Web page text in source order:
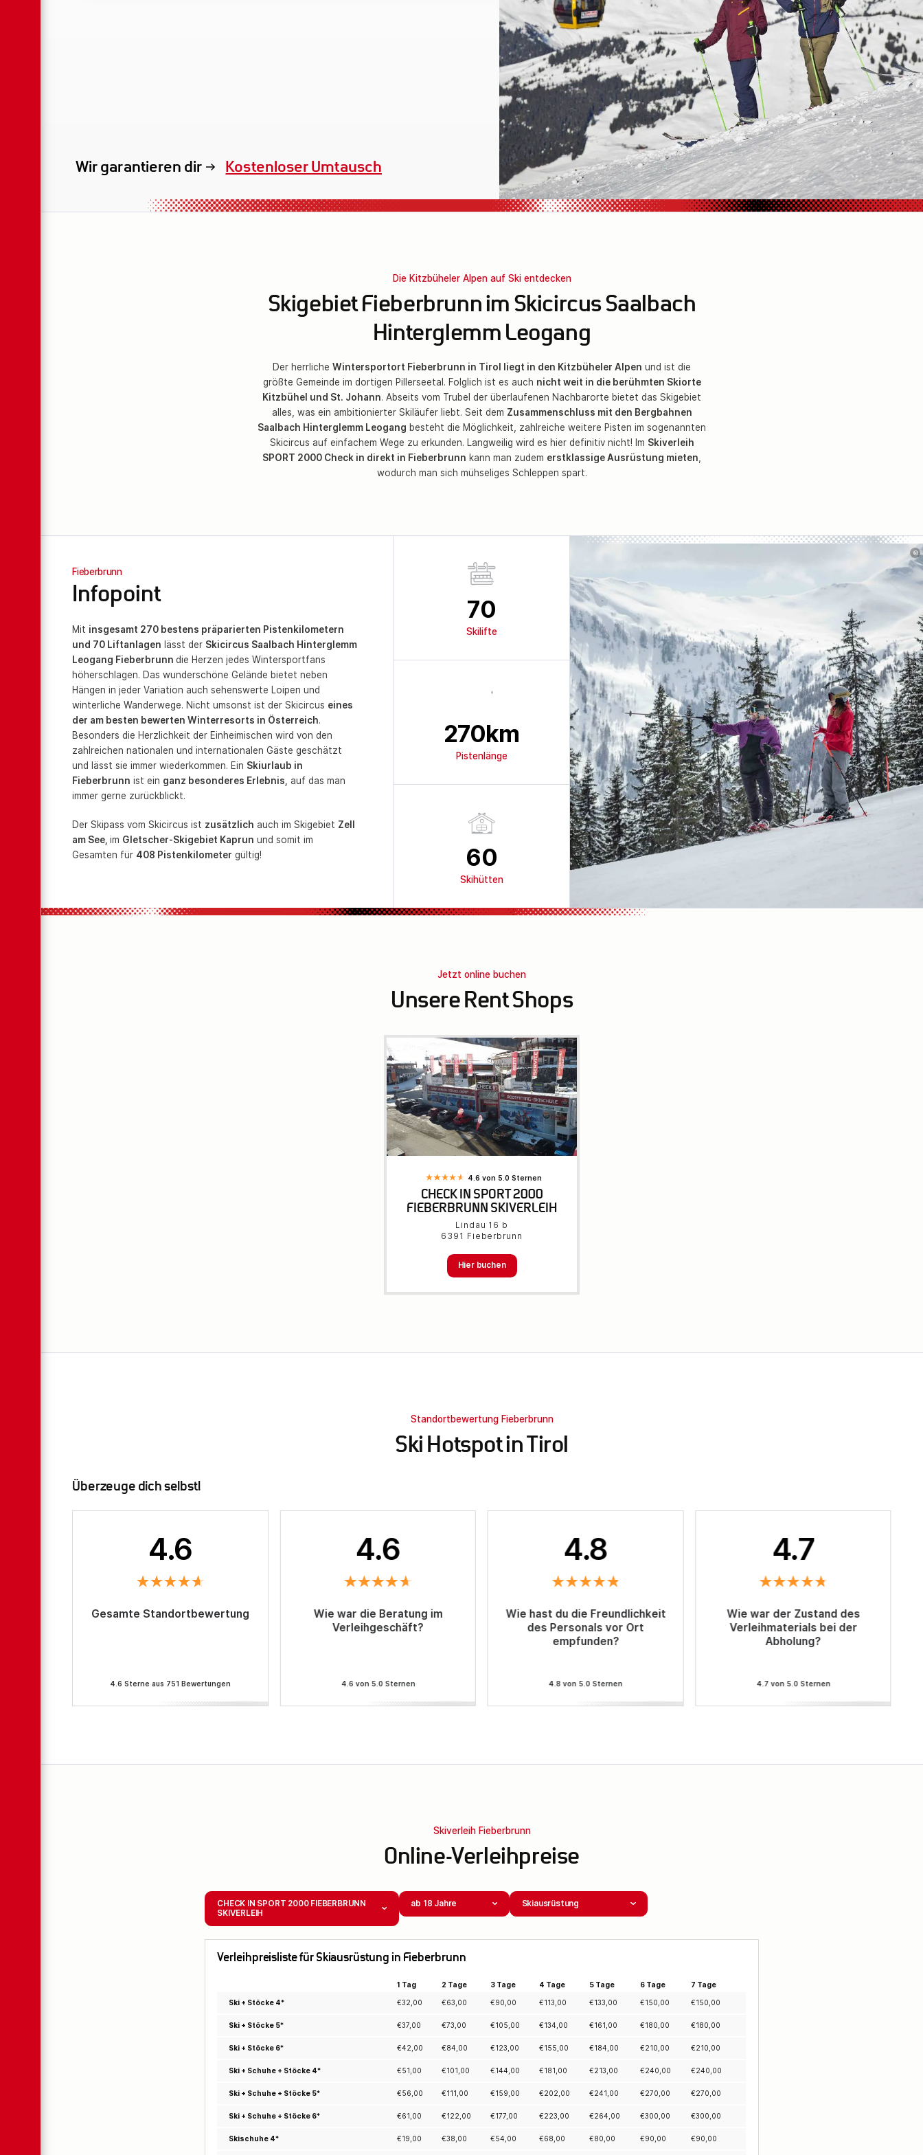
Wir garantieren dir Exklusives Verleihequipment
Die Kitzbüheler Alpen auf Ski entdecken
Skigebiet Fieberbrunn im Skicircus Saalbach
Hinterglemm Leogang
Der herrlicheWintersportort Fieberbrunn in Tirol liegt in den Kitzbüheler Alpen und ist die
größte Gemeinde im dortigen Pillerseetal. Folglich ist es auch nicht weit in die berühmten Skiorte
Kitzbühel und St. Johann. Abseits vom Trubel der überlaufenen Nachbarorte bietet das Skigebiet
alles, was ein ambitionierter Skiläufer liebt. Seit dem Zusammenschluss mit den Bergbahnen
Saalbach Hinterglemm Leogang besteht die Möglichkeit, zahlreiche weitere Pisten im sogenannten
Skicircus auf einfachem Wege zu erkunden. Langweilig wird es hier definitiv nicht! Im Skiverleih
SPORT 2000 Check in direkt in Fieberbrunn kann man zudem erstklassige Ausrüstung mieten
wodurch man sich mühseliges Schleppen spart.
Fieberbrunn
Infopoint
Mit insgesamt 270 bestens präparierten Pistenkilometern
und 70 Liftanlagen lässt der Skicircus Saalbach Hinterglemm
Leogang Fieberbrunndie Herzen jedes Wintersportfans
höherschlagen. Das wunderschöne Gelände bietet neben
Hängen in jeder Variation auch sehenswerte Loipen und
winterliche Wanderwege. Nicht umsonst ist der Skicircus eines
der am besten bewerten Winterresorts in Österreich.
Besonders die Herzlichkeit der Einheimischen wird von den
zahlreichen nationalen und internationalen Gäste geschätzt
und lässt sie immer wiederkommen. Ein Skiurlaub in
Fieberbrunn ist ein ganz besonderes Erlebnis, auf das man
immer gerne zurückblickt.
Der Skipass vom Skicircus ist zusätzlich auch im Skigebiet Zell
am See,im Gletscher-Skigebiet Kaprun und somit im
Gesamten für 408 Pistenkilometer gültig!
70
Skilifte
270km
Pistenlänge
60
Skihütten
©
Jetzt online buchen
Unsere Rent Shops
4.6 von 5.0 Sternen
CHECK IN SPORT 2000
FIEBERBRUNN SKIVERLEIH
Lindau 16 b
6391 Fieberbrunn
Hier buchen
Standortbewertung Fieberbrunn
Ski Hotspot in Tirol
Überzeuge dich selbst!
4.6
Gesamte Standortbewertung
4.6 Sterne aus 751 Bewertungen
4.6
Wie war die Beratung im
Verleihgeschäft?
4.6 von 5.0 Sternen
4.8
Wie hast du die Freundlichkeit
des Personals vor Ort
empfunden?
4.8 von 5.0 Sternen
4.7
Wie war der Zustand des
Verleihmaterials bei der
Abholung?
4.7 von 5.0 Sternen
Skiverleih Fieberbrunn
Online-Verleihpreise
CHECK IN SPORT 2000 FIEBERBRUNN
SKIVERLEIH
ab 18 Jahre Skiausrüstung
Verleihpreisliste für Skiausrüstung in Fieberbrunn
1 Tag 2 Tage 3 Tage 4 Tage 5 Tage 6 Tage 7 Tage
Ski + Stöcke 4* €32,00 €63,00 €90,00 €113,00 €133,00 €150,00 €150,00
Ski + Stöcke 5* €37,00 €73,00 €105,00 €134,00 €161,00 €180,00 €180,00
Ski + Stöcke 6* €42,00 €84,00 €123,00 €155,00 €184,00 €210,00 €210,00
Ski + Schuhe + Stöcke 4* €51,00 €101,00 €144,00 €181,00 €213,00 €240,00 €240,00
Ski + Schuhe + Stöcke 5* €56,00 €111,00 €159,00 €202,00 €241,00 €270,00 €270,00
Ski + Schuhe + Stöcke 6* €61,00 €122,00 €177,00 €223,00 €264,00 €300,00 €300,00
Skischuhe 4* €19,00 €38,00 €54,00 €68,00 €80,00 €90,00 €90,00